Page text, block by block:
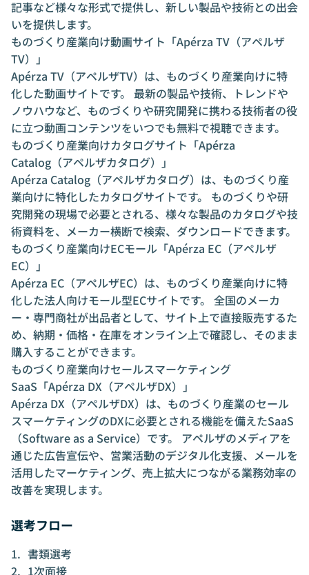
記事など様々な形式で提供し、新しい製品や技術との出会
いを提供します。
ものづくり産業向け動画サイト「Apérza TV（アペルザ
TV）」
Apérza TV（アペルザTV）は、ものづくり産業向けに特
化した動画サイトです。 最新の製品や技術、トレンドや
ノウハウなど、ものづくりや研究開発に携わる技術者の役
に立つ動画コンテンツをいつでも無料で視聴できます。
ものづくり産業向けカタログサイト「Apérza
Catalog（アペルザカタログ）」
Apérza Catalog（アペルザカタログ）は、ものづくり産
業向けに特化したカタログサイトです。 ものづくりや研
究開発の現場で必要とされる、様々な製品のカタログや技
術資料を、メーカー横断で検索、ダウンロードできます。
ものづくり産業向けECモール「Apérza EC（アペルザ
EC）」
Apérza EC（アペルザEC）は、ものづくり産業向けに特
化した法人向けモール型ECサイトです。 全国のメーカ
ー・専門商社が出品者として、サイト上で直接販売するた
め、納期・価格・在庫をオンライン上で確認し、そのまま
購入することができます。
ものづくり産業向けセールスマーケティング
SaaS「Apérza DX（アペルザDX）」
Apérza DX（アペルザDX）は、ものづくり産業のセール
スマーケティングのDXに必要とされる機能を備えたSaaS
（Software as a Service）です。 アペルザのメディアを
通じた広告宣伝や、営業活動のデジタル化支援、メールを
活用したマーケティング、売上拡大につながる業務効率の
改善を実現します。
選考フロー
書類選考
1次面接